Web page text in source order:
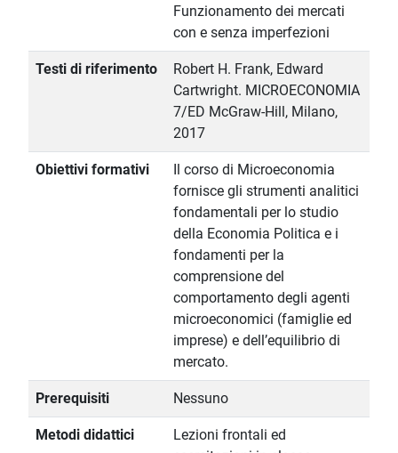
Funzionamento dei mercati
con e senza imperfezioni
Testi di riferimento
Robert H. Frank, Edward
Cartwright. MICROECONOMIA
7/ED McGraw-Hill, Milano,
2017
Obiettivi formativi
Il corso di Microeconomia
fornisce gli strumenti analitici
fondamentali per lo studio
della Economia Politica e i
fondamenti per la
comprensione del
comportamento degli agenti
microeconomici (famiglie ed
imprese) e dell’equilibrio di
mercato.
Prerequisiti Nessuno
Metodi didattici
Lezioni frontali ed